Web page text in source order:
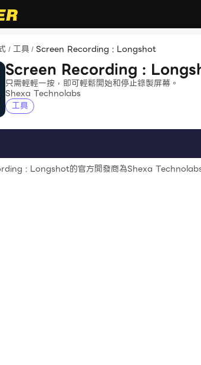
/ 工具 / Screen Recording : Longshot
Screen Recording :
只需輕輕一按，即可輕鬆開始和停止錄製屏幕。
Shexa Technolabs
工具
: Longshot的官方開發商為Shexa